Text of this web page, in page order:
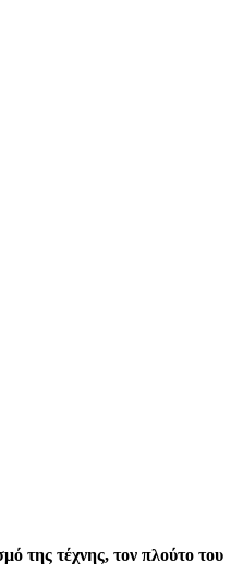
της τέχνης, τον πλούτο του